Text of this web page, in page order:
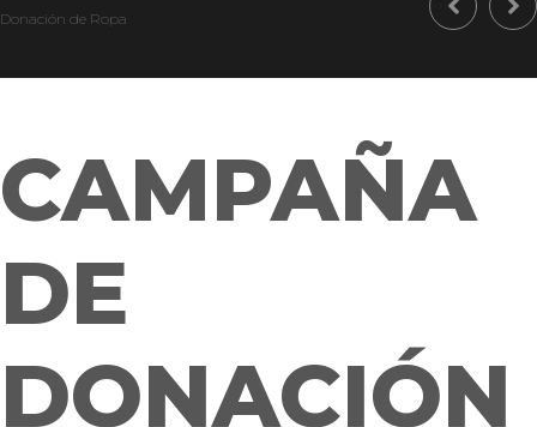
Donación de Ropa
CAMPAÑA
DE
DONACIÓN